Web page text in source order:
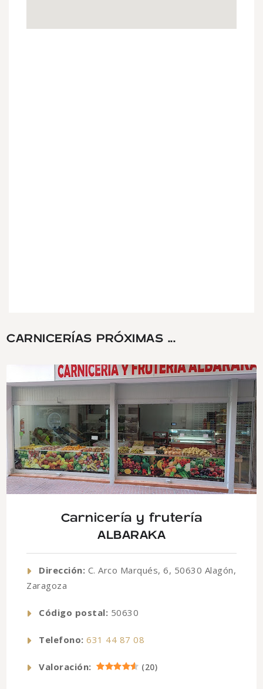
CARNICERÍAS PRÓXIMAS ...
Carnicería y frutería
ALBARAKA
Dirección: C. Arco Marqués, 6, 50630 Alagón,
Zaragoza
Código postal: 50630
Telefono: 631 44 87 08
Valoración: (20)